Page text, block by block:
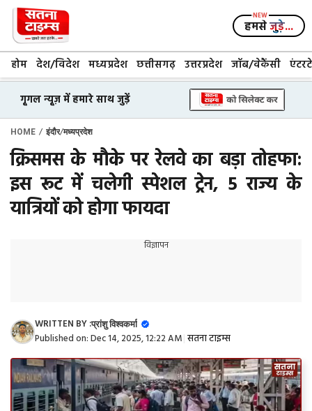
Skip
content
हमसेजुड़े...
होम देश/विदेश मध्यप्रदेश छत्तीसगढ़ उत्तरप्रदेश जॉब/वेकैंसी
गूगल न्यूज़ में हमारे साथ जुड़ें
HOME / इंदौर/मध्यप्रदेश
क्रिसमस के मौके पर रेलवे का बड़ा तोहफा:
इस रूट में चलेगी स्पेशल ट्रेन, 5 राज्य के
यात्रियों को होगा फायदा
विज्ञापन
WRITTEN BY :प्रांशु विश्वकर्मा
Published on:Dec 14, 2025, 12:22 AM सतना टाइम्स